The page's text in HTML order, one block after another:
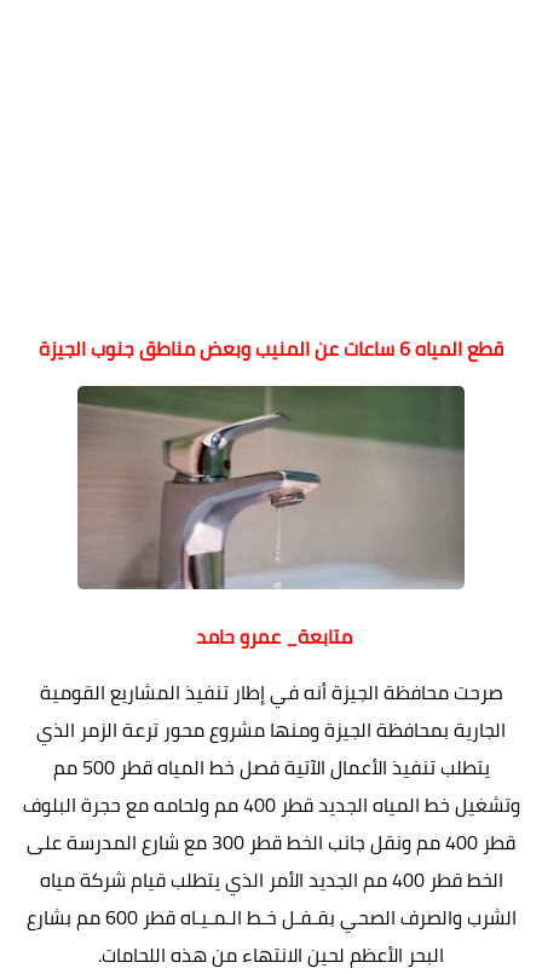
قطع المياه 6 ساعات عن المنيب وبعض مناطق جنوب الجيزة
متابعة_ عمرو حامد
صرحت محافظة الجيزة أنه في إطار تنفيذ المشاريع القومية
الجارية بمحافظة الجيزة ومنها مشروع محور ترعة الزمر الذي
يتطلب تنفيذ الأعمال الآتية فصل خط المياه قطر 500 مم
وتشغيل خط المياه الجديد قطر 400 مم ولحامه مع حجرة البلوف
قطر 400 مم ونقل جانب الخط قطر 300 مع شارع المدرسة على
الخط قطر 400 مم الجديد الأمر الذي يتطلب قيام شركة مياه
الشرب والصرف الصحي بقـفـل خـط الـمـيـاه قطر 600 مم بشارع
البحر الأعظم لحين الانتهاء من هذه اللحامات.